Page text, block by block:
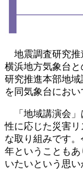
地震調査研究推
横浜地方気象台
研究推進本部地域
を同気象台におい
「地域講演会」
性に応じた災害
な取り組みです
年ということも
いたいという思